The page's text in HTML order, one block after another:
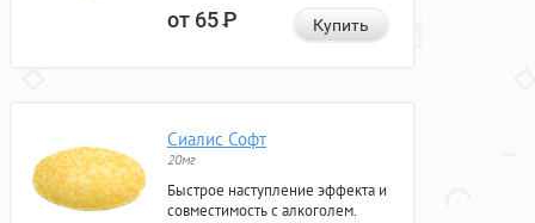
от 65Р Купить
Сиалис Софт
20мг
Быстрое наступление эффекта и
совместимость с алкоголем.